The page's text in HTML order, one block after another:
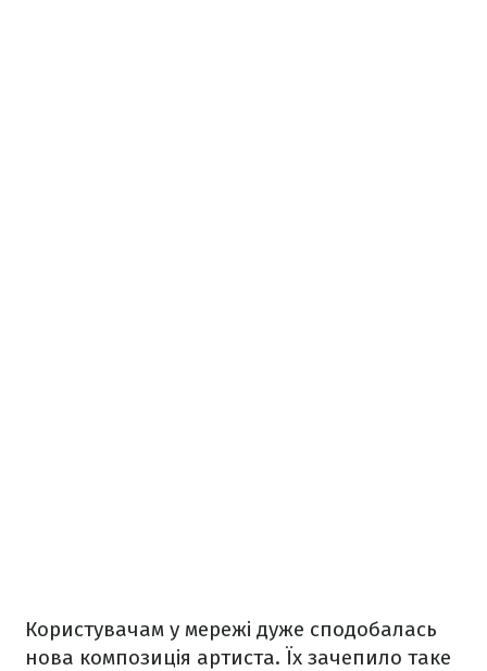
Користувачам у мережі дуже сподобалась
нова композиція артиста. Їх зачепило таке